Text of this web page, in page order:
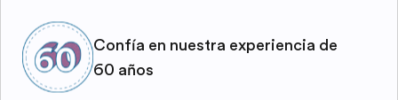
Confía en nuestra experiencia de
60 años